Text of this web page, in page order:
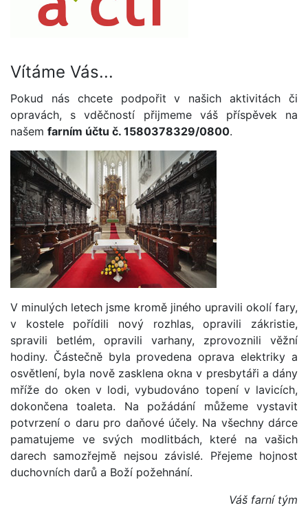
Vítáme Vás...
Pokud nás chcete podpořit v našich aktivitách či
opravách, s vděčností přijmeme váš příspěvek na
našem farním účtu č. 1580378329/0800.
V minulých letech jsme kromě jiného upravili okolí fary,
v kostele pořídili nový rozhlas, opravili zákristie,
spravili betlém, opravili varhany, zprovoznili věžní
hodiny. Částečně byla provedena oprava elektriky a
osvětlení, byla nově zasklena okna v presbytáři a dány
mříže do oken v lodi, vybudováno topení v lavicích,
dokončena toaleta. Na požádání můžeme vystavit
potvrzení o daru pro daňové účely. Na všechny dárce
pamatujeme ve svých modlitbách, které na vašich
darech samozřejmě nejsou závislé. Přejeme hojnost
duchovních darů a Boží požehnání.
Váš farní tým